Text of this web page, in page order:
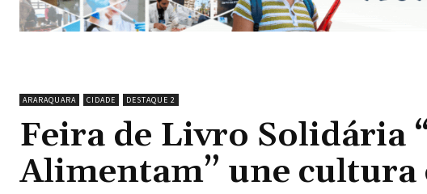
ARARAQUARA CIDADE DESTAQUE 2
Feira de Livro Solidária
Alimentam” une cultura